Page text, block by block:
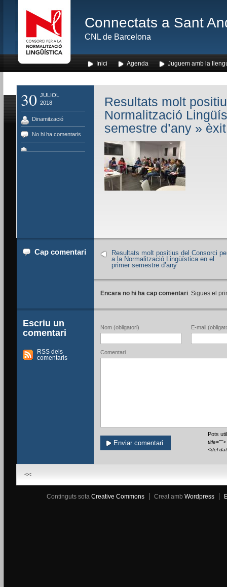
Connectats a Sant
CNL de Barcelona
Inici Agenda Juguem amb la
30 JULIOL
2018
Dinamització
No hi ha comentaris
Resultats molt
Normalització
semestre d’any» èxit
Cap comentari
Resultats molt positius del Consorci
a la Normalització Lingüística en el
primer semestre d’any
Encara no hi ha cap comentari. Sigues el
Escriu un
comentari
RSS dels
comentaris
Nom (obligatori) E-mail
Comentari
Pots
<del
<<
Continguts sota Creative Commons Creat amb Wordpress